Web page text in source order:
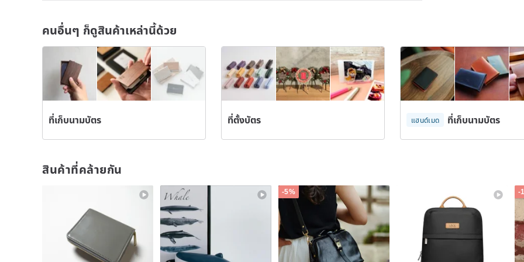
คนอื่นๆ ก็ดูสินค้าเหล่านี้ด้วย
ที่เก็บนามบัตร ที่ตั้งบัตร แฮนด์เมด ที่เก็บนามบัตร
สินค้าที่คล้ายกัน
-5% -